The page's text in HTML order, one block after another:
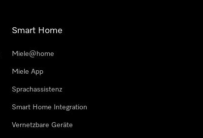
Smart Home
Miele@home
Miele App
Sprachassistenz
Smart Home Integration
Vernetzbare Geräte